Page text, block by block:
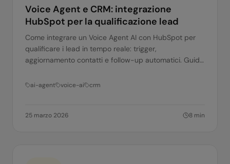
Voice Agent e CRM: integrazione
HubSpot per la qualificazione lead
Come integrare un Voice Agent AI con HubSpot per
qualificare i lead in tempo reale: trigger,
aggiornamento contatti e follow-up automatici. Guida
ai-agent voice-ai crm
25 marzo 2026 8 min